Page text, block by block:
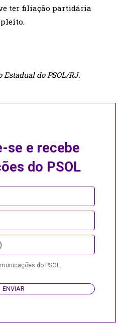
ter filiação partidária
pleito.
do PSOL/RJ.
se e recebe
do PSOL
do PSOL.
ENVIAR